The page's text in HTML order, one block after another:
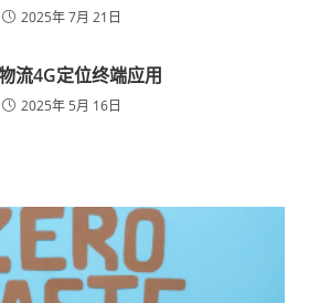
2025年 7月 21日
流4G定位终端应用
2025年 5月 16日